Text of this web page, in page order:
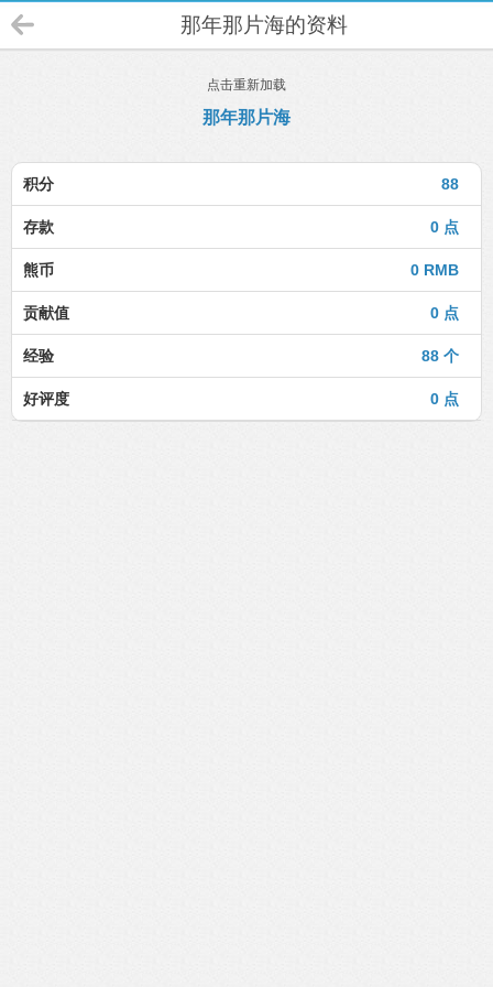
那年那片海的资料
点击重新加载
那年那片海
88
积分
0 点
存款
0 RMB
熊币
0 点
贡献值
88 个
经验
0 点
好评度